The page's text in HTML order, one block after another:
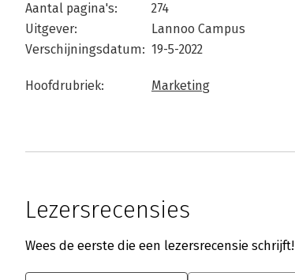
Aantal pagina's:
274
Uitgever:
Lannoo Campus
Verschijningsdatum: 19-5-2022
Hoofdrubriek: Marketing
Lezersrecensies
Wees de eerste die een lezersrecensie schrijft!